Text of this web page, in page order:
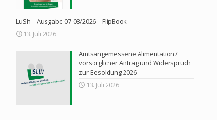
LuSh – Ausgabe 07-08/2026 – FlipBook
13. Juli 2026
Amtsangemessene Alimentation /
vorsorglicher Antrag und Widerspruch
zur Besoldung 2026
13. Juli 2026